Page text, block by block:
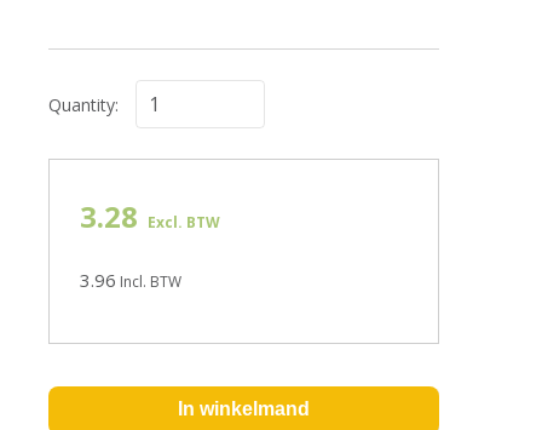
Quantity:
3.28 Excl. BTW
3.96 Incl. BTW
In winkelmand